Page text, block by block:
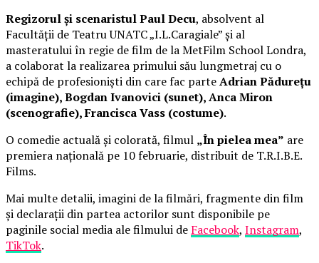
Regizorul și scenaristul Paul Decu, absolvent al
Facultății de Teatru UNATC „I.L.Caragiale” și al
masteratului în regie de film de la MetFilm School Londra,
a colaborat la realizarea primului său lungmetraj cu o
echipă de profesioniști din care fac parteAdrian Pădurețu
(imagine), Bogdan Ivanovici (sunet), Anca Miron
(scenografie), Francisca Vass (costume).
O comedie actuală și colorată, filmul „În pielea mea” are
premiera națională pe 10 februarie, distribuit de T.R.I.B.E.
Films.
Mai multe detalii, imagini de la filmări, fragmente din film
și declarații din partea actorilor sunt disponibile pe
paginile social media ale filmului de Facebook, Instagram,
TikTok.